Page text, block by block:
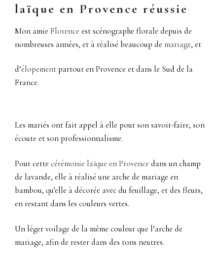
laïque en Provence réussie
Mon amie Florence est scénographe florale depuis de
nombreuses années, et à réalisé beaucoup de mariage, et
d’élopementpartout en Provence et dans le Sud de la
France.
Les mariés ont fait appel à elle pour son savoir-faire, son
écoute et son professionnalisme.
Pour cette cérémonie laïque en Provence dans un champ
de lavande, elle à réalisé une arche de mariage en
bambou, qu’elle à décorée avec du feuillage, et des fleurs,
en restant dans les couleurs vertes.
Un léger voilage de la même couleur que l’arche de
mariage, afin de rester dans des tons neutres.